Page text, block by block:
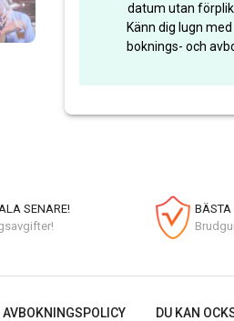
datum utan
Känn dig lugn
boknings- och
SENARE!
BÄSTA
AVBOKNINGSPOLICY DU KAN